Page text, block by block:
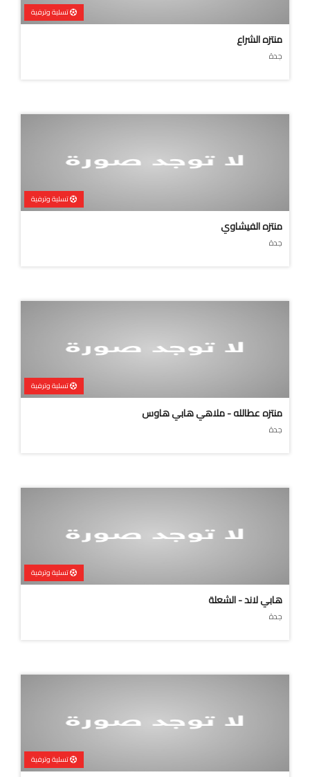
تسلية وترفية
منتزه الشراع
جدة
تسلية وترفية
منتزه الفيشاوي
جدة
تسلية وترفية
منتزه عطالله - ملاهي هابي هاوس
جدة
تسلية وترفية
هابي لاند - الشعلة
جدة
تسلية وترفية